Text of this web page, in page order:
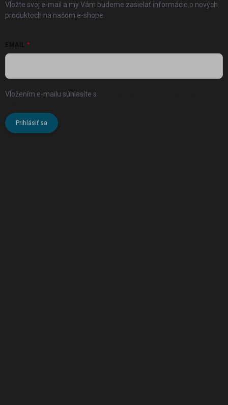
Vložte svoj e-mail a my Vám budeme zasielať informácie o nových
produktoch na našom e-shope.
Vložením e-mailu súhlasíte s
Prihlásiť sa